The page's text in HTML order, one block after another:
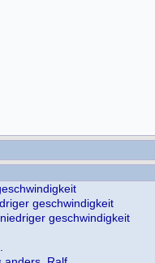
geschwindigkeit
geschwindigkeit